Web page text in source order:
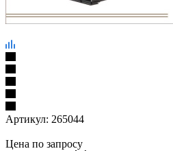
Артикул: 265044
Цена по запросу